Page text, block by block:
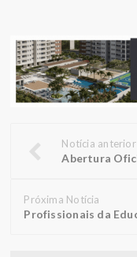
Notícia anterior
Próxima Notícia